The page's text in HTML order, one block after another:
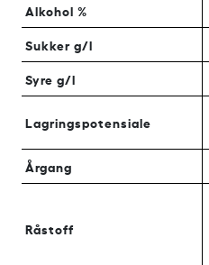
Alkohol %
Sukker g/l
Syre g/l
Lagringspotensiale
Årgang
Råstoff